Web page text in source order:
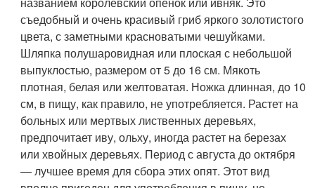
съедобный и очень красивый гриб яркого золотистого
цвета, с заметными красноватыми чешуйками.
Шляпка полушаровидная или плоская с небольшой
выпуклостью, размером от 5 до 16 см. Мякоть
плотная, белая или желтоватая. Ножка длинная, до 10
см, в пищу, как правило, не употребляется. Растет на
больных или мертвых лиственных деревьях,
предпочитает иву, ольху, иногда растет на березах
или хвойных деревьях. Период с августа до октября
— лучшее время для сбора этих опят. Этот вид